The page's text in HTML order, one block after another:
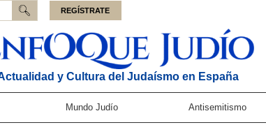
REGÍSTRATE
y Cultura del Judaísmo en España
Mundo Judío Antisemitismo